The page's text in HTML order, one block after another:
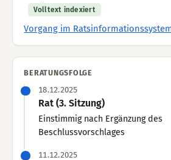
Volltext indexiert
Vorgang im
BERATUNGSFOLGE
18.12.2025
Rat (3. Sitzung)
Einstimmig nach Ergänzung des
Beschlussvorschlages
11.12.2025